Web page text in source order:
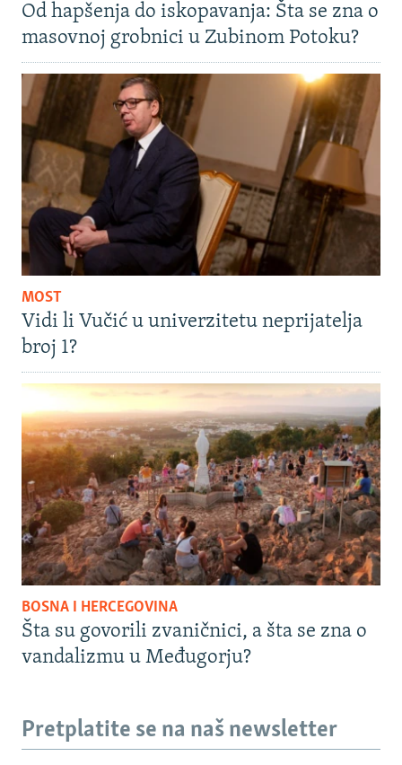
Od hapšenja do iskopavanja: Šta se zna o
masovnoj grobnici u Zubinom Potoku?
MOST
Vidi li Vučić u univerzitetu neprijatelja
broj 1?
BOSNA I HERCEGOVINA
Šta su govorili zvaničnici, a šta se zna o
vandalizmu u Međugorju?
Pretplatite se na naš newsletter